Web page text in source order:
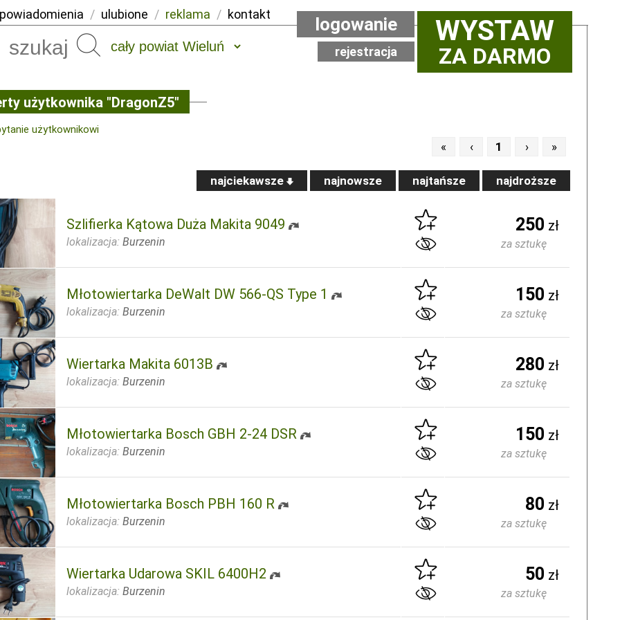
powiadomienia / ulubione / reklama / kontakt
Szukaj WYSTAW
ZA DARMO
logowanie
rejestracja
użytkownika "DragonZ5"
użytkownikowi
« ‹ 1 › »
najciekawsze najnowsze najtańsze najdroższe
Szlifierka Kątowa Duża Makita 9049
lokalizacja: Burzenin
250 zł
za sztukę
Młotowiertarka DeWalt DW 566-QS Type 1
lokalizacja: Burzenin
150 zł
za sztukę
Wiertarka Makita 6013B
lokalizacja: Burzenin
280 zł
za sztukę
Młotowiertarka Bosch GBH 2-24 DSR
lokalizacja: Burzenin
150 zł
za sztukę
Młotowiertarka Bosch PBH 160 R
lokalizacja: Burzenin
80 zł
za sztukę
Wiertarka Udarowa SKIL 6400H2
lokalizacja: Burzenin
50 zł
za sztukę